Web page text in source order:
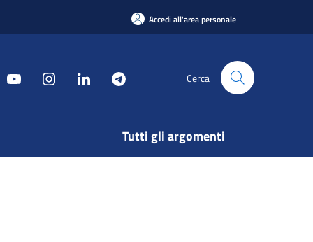
Accedi all'area personale
Cerca
Tutti gli argomenti